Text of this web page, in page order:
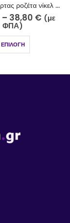
Πόμολο πόρτας ροζέτα νίκελ ματ χρώμιο 210-10-5/2
– 38,80 € (με
ΦΠΑ)
ΕΠΙΛΟΓΉ